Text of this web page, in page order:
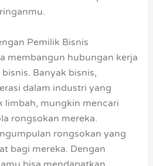
Pemilik Bisnis
membangun hubungan kerja
Banyak bisnis,
dalam industri yang
limbah, mungkin mencari
rongsokan mereka.
rongsokan yang
bagi mereka. Dengan